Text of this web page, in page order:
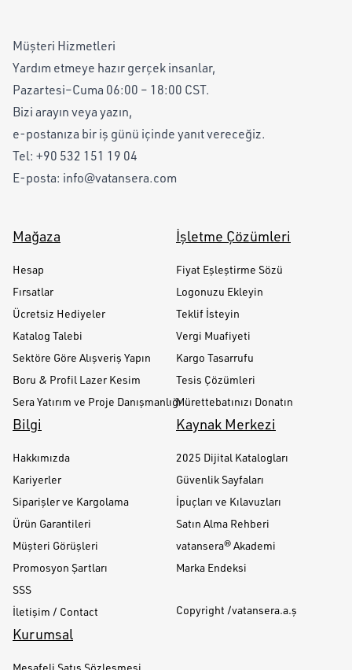
Müşteri Hizmetleri
Yardım etmeye hazır gerçek insanlar,
Pazartesi–Cuma 06:00 – 18:00 CST.
Bizi arayın veya yazın,
e-postanıza bir iş günü içinde yanıt vereceğiz.
Tel: +90 532 151 19 04
E-posta: info@vatansera.com
Mağaza
Hesap
Fırsatlar
Ücretsiz Hediyeler
Katalog Talebi
Sektöre Göre Alışveriş Yapın
Boru & Profil Lazer Kesim
Sera Yatırım ve Proje Danışmanlığı
İşletme Çözümleri
Fiyat Eşleştirme Sözü
Logonuzu Ekleyin
Teklif İsteyin
Vergi Muafiyeti
Kargo Tasarrufu
Tesis Çözümleri
Mürettebatınızı Donatın
Bilgi
Hakkımızda
Kariyerler
Siparişler ve Kargolama
Ürün Garantileri
Müşteri Görüşleri
Promosyon Şartları
SSS
İletişim / Contact
Kaynak Merkezi
2025 Dijital Katalogları
Güvenlik Sayfaları
İpuçları ve Kılavuzları
Satın Alma Rehberi
vatansera® Akademi
Marka Endeksi
Copyright /vatansera.a.ş
Kurumsal
Mesafeli Satış Sözleşmesi